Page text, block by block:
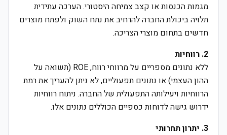
מגמות הכנסות או קצב צמיחה היסטורי. הערכה עתידית
תלויה ביכולת החברה להרחיב את נתח השוק ולפתח מוצרים
חדשים בתחום מוצרי הצריכה.
2. רווחיות
ללא נתונים מספריים על מרווחי רווח, ROE (תשואה על
ההון העצמי) או נתונים תפעוליים, לא ניתן להעריך את רמת
הרווחיות ויעילותה התפעולית של החברה. ניתוח רווחיות
ידרוש גישה לדוחות כספיים הכוללים נתונים אלו.
3. יתרון תחרותי